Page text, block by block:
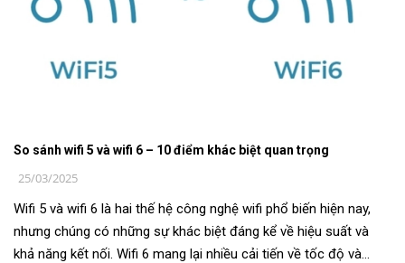
So sánh wifi 5 và wifi 6 – 10 điểm khác biệt quan trọng
25/03/2025
Wifi 5 và wifi 6 là hai thế hệ công nghệ wifi phổ biến hiện nay,
nhưng chúng có những sự khác biệt đáng kể về hiệu suất và
khả năng kết nối. Wifi 6 mang lại nhiều cải tiến về tốc độ và